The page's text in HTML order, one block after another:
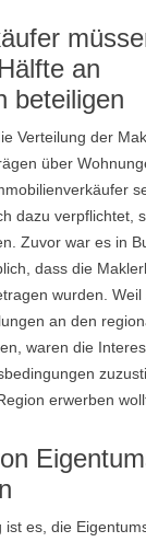
an
beteiligen
Verteilung der
über
dazu verpflichtet,
Zuvor war es in
dass die
wurden.
an den
waren die
erwerben
es, die